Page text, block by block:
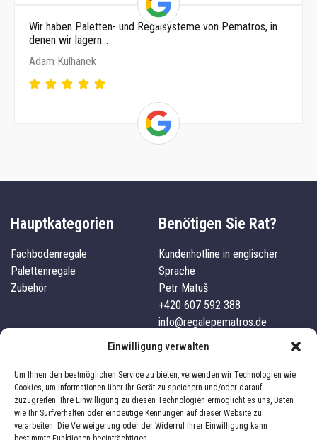
Einwilligung verwalten
Um Ihnen den bestmöglichen Service zu bieten, verwenden wir Technologien wie
Cookies, um Informationen über Ihr Gerät zu speichern und/oder darauf
zuzugreifen. Ihre Einwilligung zu diesen Technologien ermöglicht es uns, Daten
wie Ihr Surfverhalten oder eindeutige Kennungen auf dieser Website zu
verarbeiten. Die Verweigerung oder der Widerruf Ihrer Einwilligung kann
Wir haben Paletten- und Regalsysteme von Pematros, in
denen wir lagern…
Adam Kulhanek
Hauptkategorien
Fachbodenregale
Palettenregale
Zubehör
Benötigen Sie Rat?
Kundenhotline in englischer
Sprache
Petr Matuš
+420 607 592 388
info@regalepematros.de
Unternehmensdetails
Pematros s.r.o.
IČO: 03827101
332 04, Nezvěstice, 241
Impressum
Kundenservice
Kontakte
Versand und Zahlung
Über uns
Geschäftsbedingungen